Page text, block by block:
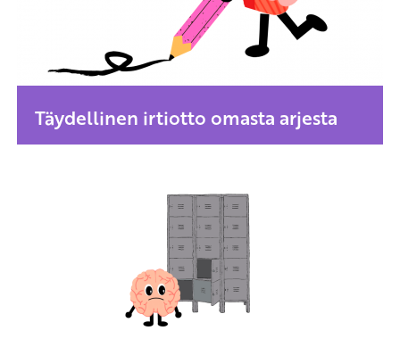
Täydellinen irtiotto omasta arjesta